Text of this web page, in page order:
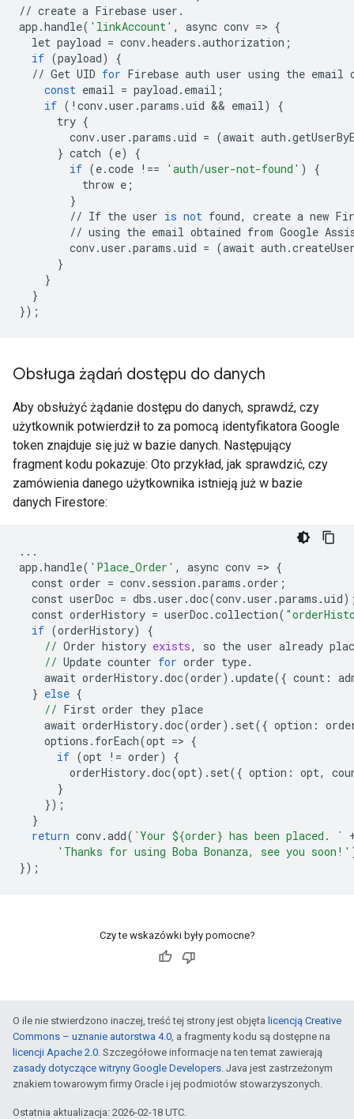
// create a Firebase user .
app .handle( 'linkAccount' , async conv => {
let payload = conv.headers .authorization ;
if (payload)
{
// Get UID for Firebase auth user using the email
const email = payload . email ;
if ( ! conv.user .params .uid && email )
{
try {
conv.user .params .uid = (await auth .
} catch (e)
{
if (e.code !== 'auth/user-not-found' )
{
throw e ;
}
// If the user is not found, create a new
// using the email obtained from Google
conv.user .params .uid = (await auth .
}
}
}
});
Obsługa żądań dostępu do danych
Aby obsłużyć żądanie dostępu do danych, sprawdź, czy
użytkownik potwierdził to za pomocą identyfikatora Google
token znajduje się już w bazie danych. Następujący
fragment kodu pokazuje: Oto przykład, jak sprawdzić, czy
zamówienia danego użytkownika istnieją już w bazie
danych Firestore:
...
app .handle( 'Place_Order' , async conv => {
const order = conv. session .params .order ;
const userDoc = dbs .user .doc(conv.user .params .uid
const orderHistory = userDoc.collection(
if (orderHistory)
{
// Order history exists, so the user already
// Update counter for order type.
await orderHistory.doc(order) .update({ count:
} else {
// First order they place
await orderHistory.doc(order) . set({ option:
options . forEach(opt => {
if (opt != order)
{
orderHistory.doc(opt) . set({ option: opt,
}
});
}
return conv.add( `Your ${order} has been placed. `
'Thanks for using Boba Bonanza, see you soon!'
});
Czy te wskazówki były pomocne?
O ile nie stwierdzono inaczej, treść tej strony jest objęta licencją Creative
Commons – uznanie autorstwa 4.0 , a fragmenty kodu są dostępne na
licencji Apache 2.0 . Szczegółowe informacje na ten temat zawierają
zasady dotyczące witryny Google Developers . Java jest zastrzeżonym
znakiem towarowym firmy Oracle i jej podmiotów stowarzyszonych.
Ostatnia aktualizacja: 2026-02-18 UTC.